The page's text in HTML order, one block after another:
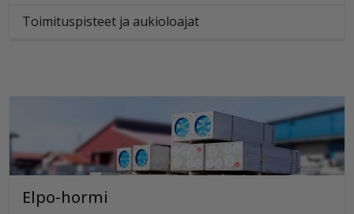
Toimituspisteet ja aukioloajat
Elpo-hormi